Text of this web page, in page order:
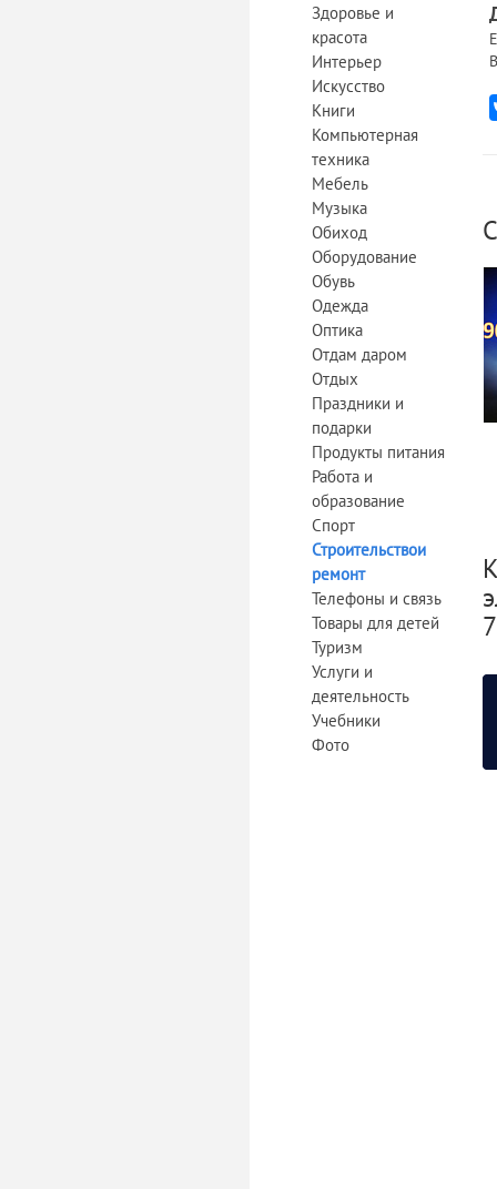
Здоровье и
красота
Интерьер
Искусство
Книги
Компьютерная
техника
Мебель
Музыка
Обиход
Оборудование
Обувь
Одежда
Оптика
Отдам даром
Отдых
Праздники и
подарки
Продукты питания
Работа и
образование
Спорт
Строительствои
ремонт
Телефоны и связь
Товары для детей
Туризм
Услуги и
деятельность
Учебники
Фото